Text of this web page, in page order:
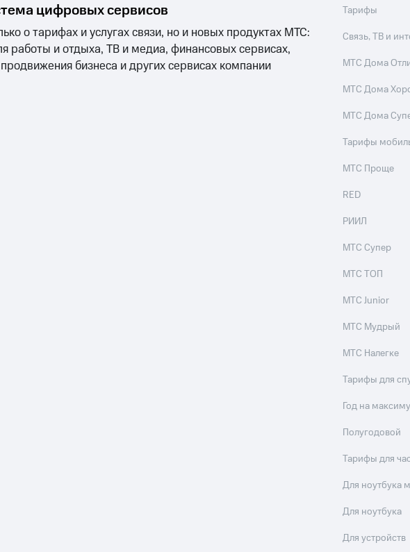
цифровых сервисов
о тарифах и услугах связи, но и новых продуктах МТС:
работы и отдыха, ТВ и медиа, финансовых сервисах,
бизнеса и других сервисах компании
Тарифы
Связь, ТВ и
МТС Дома
МТС Дома
МТС Дома
Тарифы
МТС Проще
RED
РИИЛ
МТС Супер
МТС ТОП
МТС Junior
МТС Мудрый
МТС Налегке
Тарифы для
Год на
Полугодовой
Тарифы для
Для ноутбука
Для ноутбука
Для устройств